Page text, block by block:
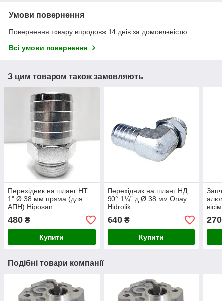
Умови повернення
Повернення товару впродовж 14 днів за домовленістю
Всі умови повернення
З цим товаром також замовляють
Перехідник на шланг НТ
1" Ø 38 мм пряма (для
АПН) Hiposan
480 ₴
Купити
Перехідник на шланг НД
90° 1¼” д Ø 38 мм Onay
Hidrolik
640₴
Купити
270
Подібні товари компанії